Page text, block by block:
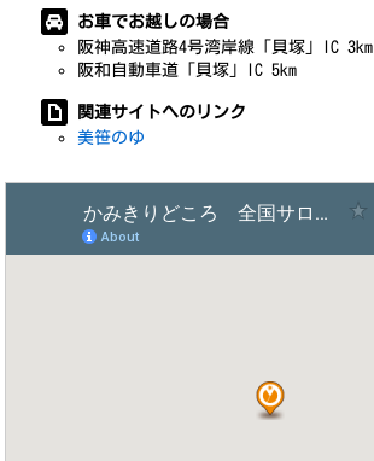
お車でお越しの場合
阪神高速道路4号湾岸線「貝塚」IC 3km
阪和自動車道「貝塚」IC 5km
関連サイトへのリンク
美笹のゆ